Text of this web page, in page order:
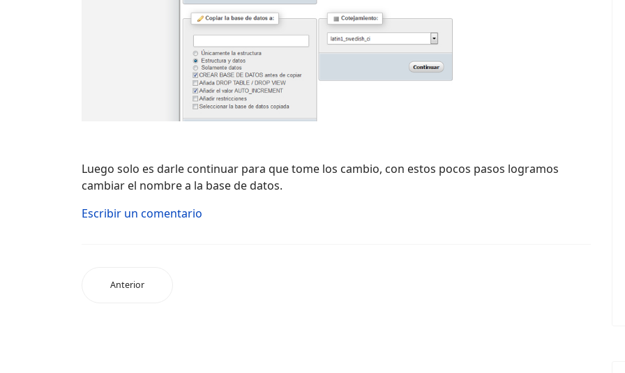
Luego solo es darle continuar para que tome los cambio, con estos pocos pasos logramos
cambiar el nombre a la base de datos.
Escribir un comentario
Anterior